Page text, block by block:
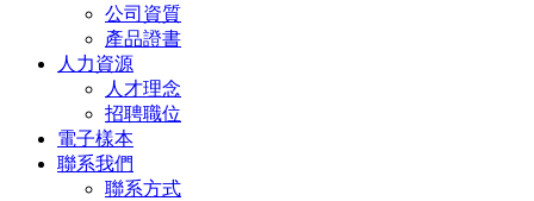
公司資質
產品證書
人力資源
人才理念
招聘職位
電子樣本
聯系我們
聯系方式